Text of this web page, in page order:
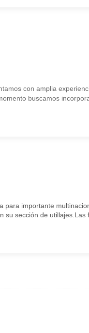
con amplia
buscamos
para importante
su sección de utillajes.Las